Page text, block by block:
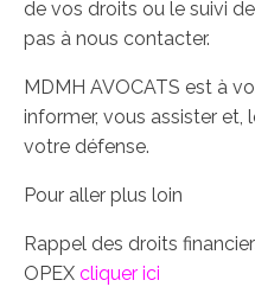
de vos droits ou le suivi
pas à nous contacter.
MDMH AVOCATS est à
informer, vous assister et,
votre défense.
Pour aller plus loin
Rappel des droits
OPEX cliquer ici